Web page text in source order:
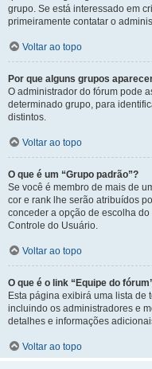
grupo. Se está interessado em
primeiramente contatar o
Voltar ao topo
Por que alguns grupos
O administrador do fórum pode
determinado grupo, para
distintos.
Voltar ao topo
O que é um “Grupo padrão”?
Se você é membro de mais de
cor e rank lhe serão atribuídos
conceder a opção de escolha
Controle do Usuário.
Voltar ao topo
O que é o link “Equipe do
Esta página exibirá uma lista de
incluindo os administradores e
detalhes e informações
Voltar ao topo